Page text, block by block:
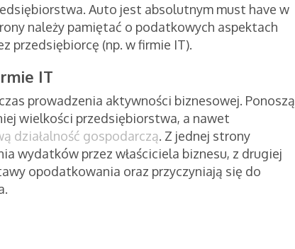
Auto jest absolutnym must have w
należy pamiętać o podatkowych aspektach
przedsiębiorcę (np. w firmie IT).
IT
prowadzenia aktywności biznesowej. Ponoszą
wielkości przedsiębiorstwa, a nawet
działalność gospodarczą. Z jednej strony
wydatków przez właściciela biznesu, z drugiej
opodatkowania oraz przyczyniają się do